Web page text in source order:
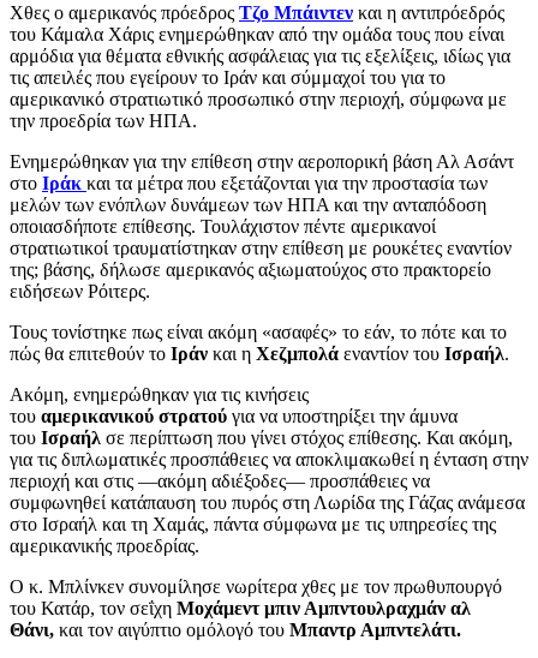
Χθες ο αμερικανός πρόεδρος Τζο Μπάιντεν και η αντιπρόεδρός
του Κάμαλα Χάρις ενημερώθηκαν από την ομάδα τους που είναι
αρμόδια για θέματα εθνικής ασφάλειας για τις εξελίξεις, ιδίως για
τις απειλές που εγείρουν το Ιράν και σύμμαχοί του για το
αμερικανικό στρατιωτικό προσωπικό στην περιοχή, σύμφωνα με
την προεδρία των ΗΠΑ.
Ενημερώθηκαν για την επίθεση στην αεροπορική βάση Αλ Ασάντ
στο Ιράκ και τα μέτρα που εξετάζονται για την προστασία των
μελών των ενόπλων δυνάμεων των ΗΠΑ και την ανταπόδοση
οποιασδήποτε επίθεσης. Τουλάχιστον πέντε αμερικανοί
στρατιωτικοί τραυματίστηκαν στην επίθεση με ρουκέτες εναντίον
της; βάσης, δήλωσε αμερικανός αξιωματούχος στο πρακτορείο
ειδήσεων Ρόιτερς.
Τους τονίστηκε πως είναι ακόμη «ασαφές» το εάν, το πότε και το
πώς θα επιτεθούν το Ιράν και η Χεζμπολά εναντίον του Ισραήλ.
Ακόμη, ενημερώθηκαν για τις κινήσεις
του αμερικανικού στρατού για να υποστηρίξει την άμυνα
του Ισραήλ σε περίπτωση που γίνει στόχος επίθεσης. Και ακόμη,
για τις διπλωματικές προσπάθειες να αποκλιμακωθεί η ένταση στην
περιοχή και στις —ακόμη αδιέξοδες— προσπάθειες να
συμφωνηθεί κατάπαυση του πυρός στη Λωρίδα της Γάζας ανάμεσα
στο Ισραήλ και τη Χαμάς, πάντα σύμφωνα με τις υπηρεσίες της
αμερικανικής προεδρίας.
Ο κ. Μπλίνκεν συνομίλησε νωρίτερα χθες με τον πρωθυπουργό
του Κατάρ, τον σεΐχη Μοχάμεντ μπιν Αμπντουλραχμάν αλ
Θάνι, και τον αιγύπτιο ομόλογό του Μπαντρ Αμπντελάτι.